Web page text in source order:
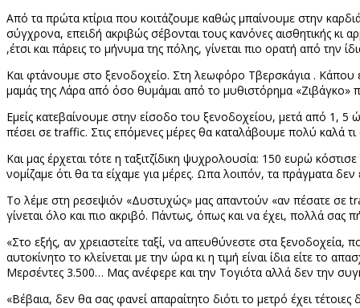
Από τα πρώτα κτίρια που κοιτάζουμε καθώς μπαίνουμε στην
σύγχρονα, επειδή ακριβώς σέβονται τους κανόνες αισθητικής κι
,έτσι και πάρεις το μήνυμα της πόλης, γίνεται πιο ορατή από την
Και φτάνουμε στο ξενοδοχείο. Στη λεωφόρο Τβερσκάγια .
μαμάς της Λάρα από όσο θυμάμαι από το μυθιστόρημα «Ζιβάγκο»
Εμείς κατεβαίνουμε στην είσοδο του ξενοδοχείου, μετά από 1,
πέσει σεtraffic. Στις επόμενες μέρες θα καταλάβουμε πολύ καλά τι
Και μας έρχεται τότε η ταξιτζίδικη ψυχρολουσία: 150 ευρώ
νομίζαμε ότι θα τα είχαμε για μέρες. Ωπα λοιπόν, τα πράγματα
Το λέμε στη ρεσεψιόν «Δυστυχώς» μας απαντούν «αν πέσατε σε
γίνεται όλο και πιο ακριβό. Πάντως, όπως και να έχει, πολλά σας
«Στο εξής, αν χρειαστείτε ταξί, να απευθύνεστε στα
αυτοκίνητο το κλείνεται με την ώρα κι η τιμή είναι ίδια είτε το
Μερσέντες 3.500… Μας ανέφερε και την Τογιότα αλλά δεν την
«Βέβαια, δεν θα σας φανεί απαραίτητο διότι το μετρό έχει